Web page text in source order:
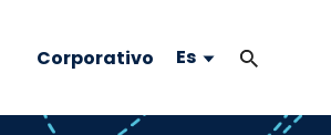
Corporativo Es